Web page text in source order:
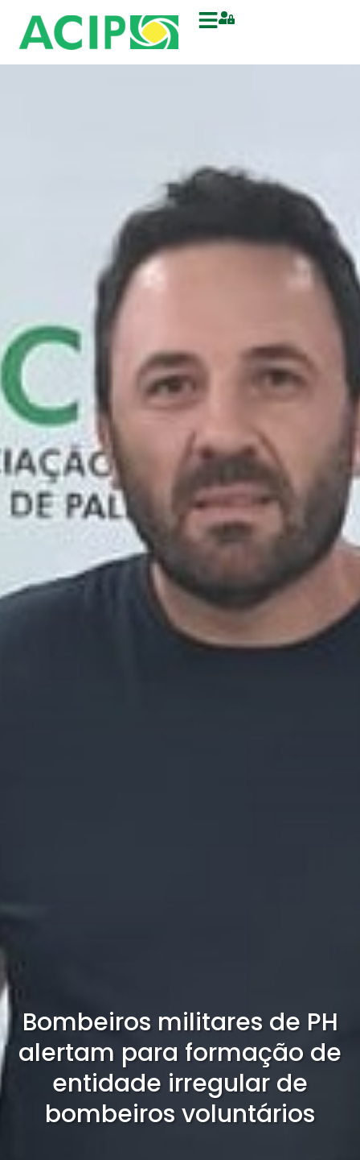
Bombeiros militares de PH
alertam para formação de
entidade irregular de
bombeiros voluntários